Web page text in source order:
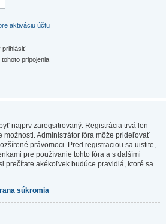
aktiváciu účtu
prihlásiť
pripojenia
najprv zaregsitrovaný. Registrácia trvá len
možnosti. Administrátor fóra môže prideľovať
právomoci. Pred registraciou sa uistite,
pre používanie tohto fóra a s dalšími
prečítate akékoľvek budúce pravidlá, ktoré sa
súkromia